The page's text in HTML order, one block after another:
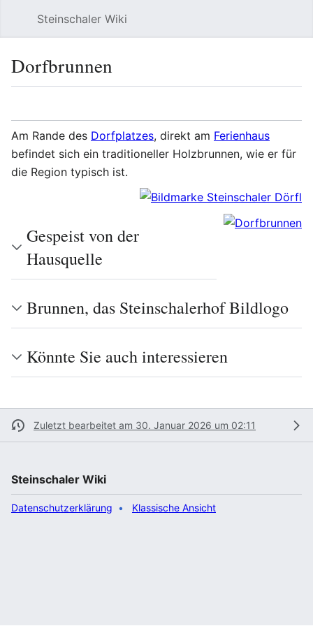
Steinschaler Wiki
Dorfbrunnen
Am Rande des Dorfplatzes, direkt am Ferienhaus
befindet sich ein traditioneller Holzbrunnen, wie er für
die Region typisch ist.
Gespeist von der
Hausquelle
Brunnen, das Steinschalerhof Bildlogo
Könnte Sie auch interessieren
Zuletzt bearbeitet am 30. Januar 2026 um 02:11
Steinschaler Wiki
Datenschutzerklärung Klassische Ansicht